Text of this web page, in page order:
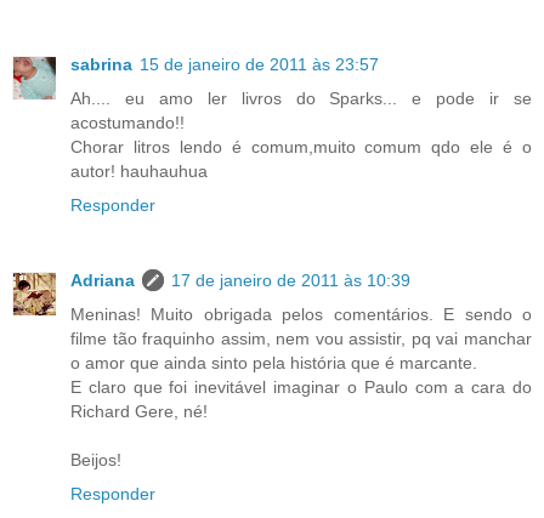
sabrina 15 de janeiro de 2011 às 23:57
Ah.... eu amo ler livros do Sparks... e pode ir se
acostumando!!
Chorar litros lendo é comum,muito comum qdo ele é o
autor! hauhauhua
Responder
Adriana
17 de janeiro de 2011 às 10:39
Meninas! Muito obrigada pelos comentários. E sendo o
filme tão fraquinho assim, nem vou assistir, pq vai manchar
o amor que ainda sinto pela história que é marcante.
E claro que foi inevitável imaginar o Paulo com a cara do
Richard Gere, né!
Beijos!
Responder